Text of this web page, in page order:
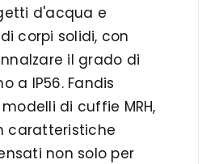
d'acqua e
corpi solidi, con
il grado di
a IP56. Fandis
di cuffie MRH,
caratteristiche
non solo per